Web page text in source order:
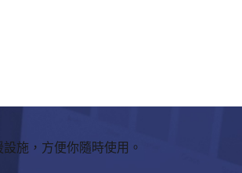
施，方便你隨時使用。